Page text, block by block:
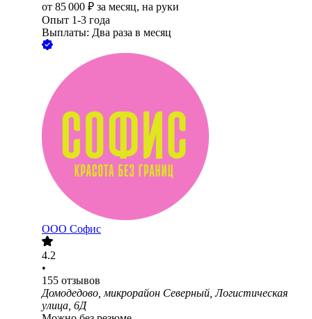
от 85 000 ₽ за месяц, на руки
Опыт 1-3 года
Выплаты: Два раза в месяц
ООО Софис
4.2
•
155 отзывов
Домодедово, микрорайон Северный, Логистическая
улица, 6Д